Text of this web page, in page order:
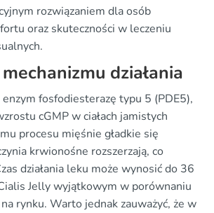
rozwiązaniem dla osób
oraz skuteczności w leczeniu
działania
fosfodiesterazę typu 5 (PDE5),
cGMP w ciałach jamistych
procesu mięśnie gładkie się
krwionośne rozszerzają, co
działania leku może wynosić do 36
Jelly wyjątkowym w porównaniu
rynku. Warto jednak zauważyć, że w